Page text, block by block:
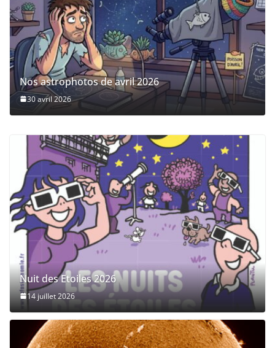
Nos astrophotos de avril 2026
30 avril 2026
Nuit des Etoiles 2026
14 juillet 2026